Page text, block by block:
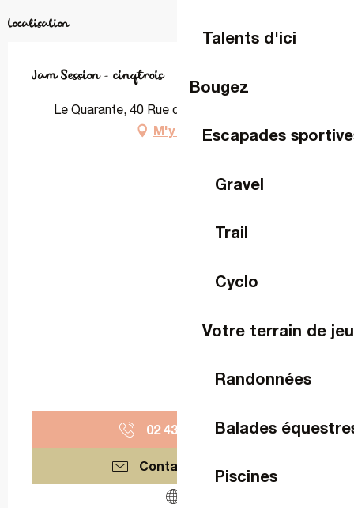
Talents d'ici
Bougez
Escapades
Gravel
Trail
Cyclo
Votre terrain de
Randonnées
Balades
Piscines
Localisation
Jam Session – cinqtrois
Le Quarante, 40 Rue du Britais, 53000 Laval
M'y rendre
02 43 59 77▒▒
Contactez-nous